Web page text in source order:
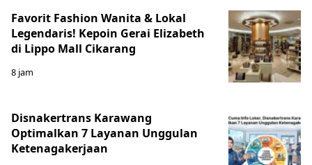
Favorit Fashion Wanita & Lokal
Legendaris! Kepoin Gerai Elizabeth
di Lippo Mall Cikarang
8 jam
Disnakertrans Karawang
Optimalkan 7 Layanan Unggulan
Ketenagakerjaan